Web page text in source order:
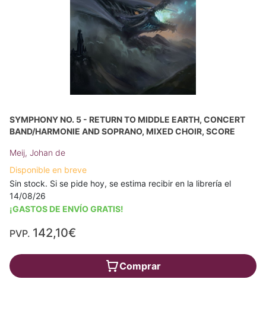
SYMPHONY NO. 5 - RETURN TO MIDDLE EARTH, CONCERT
BAND/HARMONIE AND SOPRANO, MIXED CHOIR, SCORE
Meij, Johan de
Disponible en breve
Sin stock. Si se pide hoy, se estima recibir en la librería el
14/08/26
¡GASTOS DE ENVÍO GRATIS!
PVP. 142,10€
Comprar